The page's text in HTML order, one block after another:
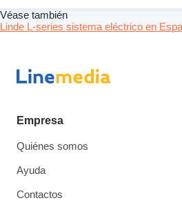
Véase también
Linde L-series sistema eléctrico en
Empresa
Quiénes somos
Ayuda
Contactos